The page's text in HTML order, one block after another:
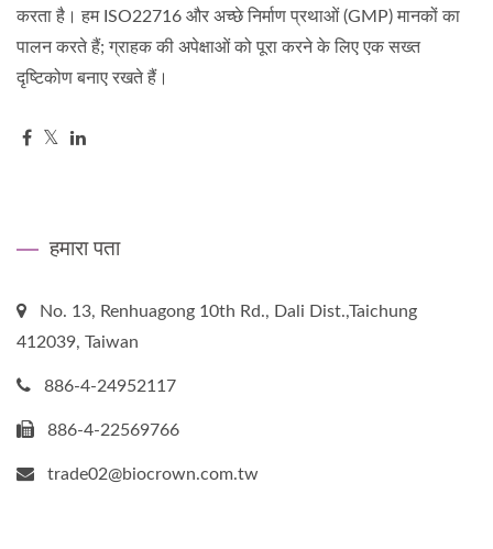
करता है। हम ISO22716 और अच्छे निर्माण प्रथाओं (GMP) मानकों का
पालन करते हैं; ग्राहक की अपेक्षाओं को पूरा करने के लिए एक सख्त
दृष्टिकोण बनाए रखते हैं।
हमारा पता
No. 13, Renhuagong 10th Rd., Dali Dist.,Taichung
412039, Taiwan
886-4-24952117
886-4-22569766
trade02@biocrown.com.tw